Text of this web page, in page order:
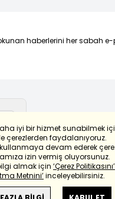
iyi bir hizmet sunabilmek
çerezlerden faydalanıyoruz.
devam ederek
izin vermiş oluyorsunuz.
almak için ‘Çerez Politikasını’
Metnini’inceleyebilirsiniz.
haberlerini her sabah